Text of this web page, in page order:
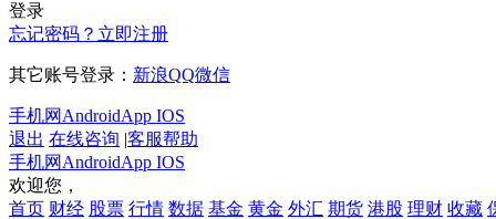
登录
忘记密码？ 立即注册
其它账号登录： 新浪QQ微信
手机网 AndroidApp IOS
退出 在线咨询 |客服帮助
手机网 AndroidApp IOS
欢迎您，
首页 财经 股票 行情 数据 基金 黄金 外汇 期货 港股 理财 收藏